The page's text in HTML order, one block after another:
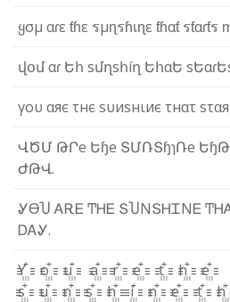
ყσµ αɾε ƭɦε รµɳรɦเɳε ƭɦαƭ รƭαɾƭร
վօմαɾ Եհ sմղsհíղ ԵհαԵ sԵαɾԵ
γου αяє τнє ѕυиѕнιиє τнατѕταя
ՎԾՄ ԹՐe Եɧe ՏՄՌՏɧɿՌe ԵɧԹ
ԺԹՎ.
ᎽϴႮ ᎪᎡᎬͲᎻᎬ ՏႮΝՏᎻᏆΝᎬͲᎻ
ᎠᎪᎽ.
Y꙲ o꙲ u꙲ a꙲r꙲e꙲ t꙲ h꙲e꙲
s꙲ u꙲ n꙲s꙲ h꙲i꙲ n꙲e꙲ t꙲